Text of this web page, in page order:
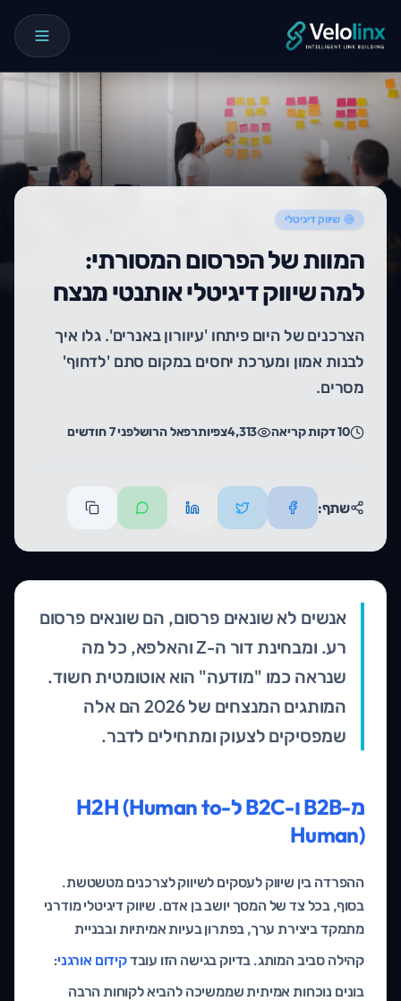
שיווק דיגיטלי
המוות של הפרסום המסורתי:
למה שיווק דיגיטלי אותנטי מנצח
הצרכנים של היום פיתחו 'עיוורון באנרים'. גלו איך
לבנות אמון ומערכת יחסים במקום סתם 'לדחוף'
מסרים.
10דקות קריאה 4,313צפיותרפאל הרושלפני 7 חודשים
שתף:
אנשים לא שונאים פרסום, הם שונאים פרסום
רע. ומבחינת דור ה-Z והאלפא, כל מה
שנראה כמו "מודעה" הוא אוטומטית חשוד.
המותגים המנצחים של 2026 הם אלה
שמפסיקים לצעוק ומתחילים לדבר.
מ-B2B ו-B2C ל-H2H (Human to
Human)
ההפרדה בין שיווק לעסקים לשיווק לצרכנים מטשטשת.
בסוף, בכל צד של המסך יושב בן אדם. שיווק דיגיטלי מודרני
מתמקד ביצירת ערך, בפתרון בעיות אמיתיות ובבניית
קהילה סביב המותג. בדיוק בגישה הזו עובדקידום אורגני:
בונים נוכחות אמיתית שממשיכה להביא לקוחות הרבה